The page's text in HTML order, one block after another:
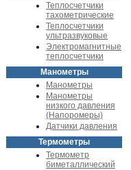
Теплосчетчики
тахометрические
Теплосчетчики
ультразвуковые
Электромагнитные
теплосчетчики
Манометры
Манометры
Манометры
низкого давления
(Напоромеры)
Датчики давления
Термометры
Термометр
биметаллический